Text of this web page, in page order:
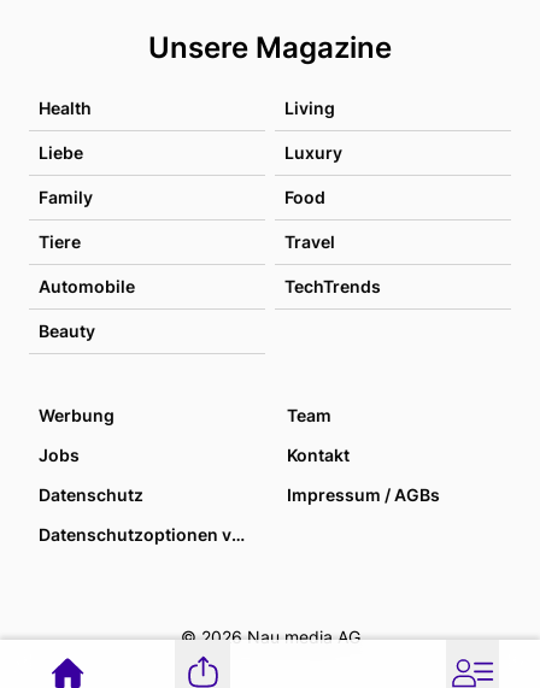
Unsere Magazine
Health Living
Liebe Luxury
Family Food
Tiere Travel
Automobile TechTrends
Beauty
Werbung
Team
Jobs
Kontakt
Datenschutz
Impressum / AGBs
Datenschutzoptionen verwalten
© 2026 Nau media AG